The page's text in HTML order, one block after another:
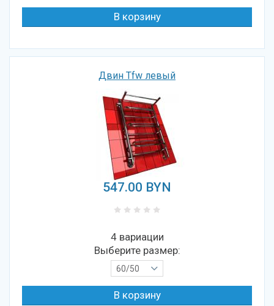
Двин Tfw левый
547.00 BYN
4 вариации
Выберите размер:
60/50